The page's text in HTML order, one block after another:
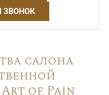
ЗВОНОК
салона
Art of Pain